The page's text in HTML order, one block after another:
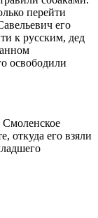
перейти
его
к русским, дед
освободили
откуда его взяли